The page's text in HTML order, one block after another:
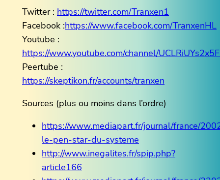
Twitter : https://twitter.com/Tranxen1
Facebook :https://www.facebook.com/TranxenHL
Youtube :
https://www.youtube.com/channel/
Peertube :
https://skeptikon.fr/accounts/tranxen
Sources (plus ou moins dans l’ordre)
https://www.mediapart.fr/journal/france/
le-pen-star-du-systeme
http://www.inegalites.fr/spip.php?
article166